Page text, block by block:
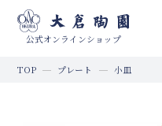
公式オンラインショップ
TOP プレート 小皿